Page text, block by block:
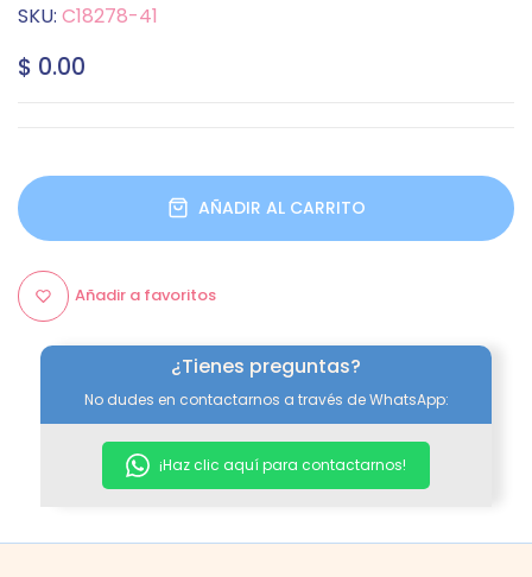
SKU: C18278-41
$ 0.00
AÑADIR AL CARRITO
Añadir a favoritos
¿Tienes preguntas?
No dudes en contactarnos a través de WhatsApp:
¡Haz clic aquí para contactarnos!